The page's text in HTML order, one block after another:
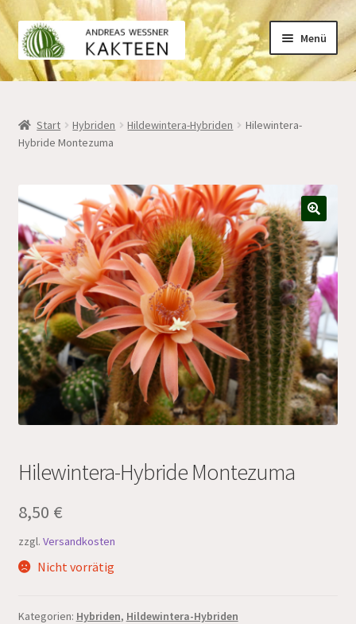
Zur
Navigation
springen
Zum
Inhalt
springen
Menü
Kakteen
Hybriden
Mein Konto
Warenkorb
Start Hybriden Hildewintera-Hybriden
Hilewintera-
Hybride Montezuma
🔍
Hilewintera-Hybride Montezuma
8,50 €
zzgl. Versandkosten
Nicht vorrätig
Kategorien: Hybriden, Hildewintera-Hybriden